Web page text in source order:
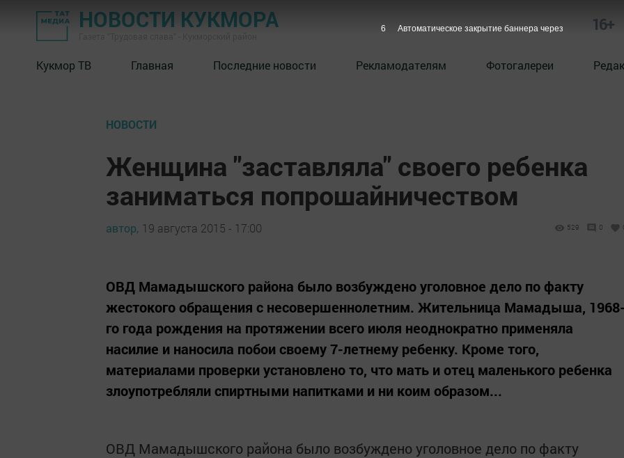
НОВОСТИ КУКМОРА 16+
Кукмор ТВ Главная Последние новости Рекламодателям Фотогалереи
НОВОСТИ
Женщина "заставляла" своего ребенка
заниматься попрошайничеством
автор, 19 августа 2015 - 17:00 529 0
ОВД Мамадышского района было возбуждено уголовное дело по факту
жестокого обращения с несовершеннолетним. Жительница Мамадыша,
го года рождения на протяжении всего июля неоднократно применяла
насилие и наносила побои своему 7-летнему ребенку. Кроме того,
материалами проверки установлено то, что мать и отец маленького ребенка
злоупотребляли спиртными напитками и ни коим образом...
ОВД Мамадышского района было возбуждено уголовное дело по факту
4 Автоматическое закрытие баннера через